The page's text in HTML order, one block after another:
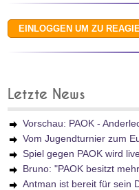
Letzte News
Vorschau: PAOK -
Vom Jugendturnier zum
Spiel gegen PAOK wird
Bruno: "PAOK besitzt
Antman ist bereit für sein